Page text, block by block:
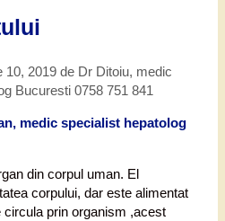
10, 2019 de Dr Ditoiu, medic
Bucuresti 0758 751 841
medic specialist hepatolog
din corpul uman. El
corpului, dar este alimentat
prin organism ,acest